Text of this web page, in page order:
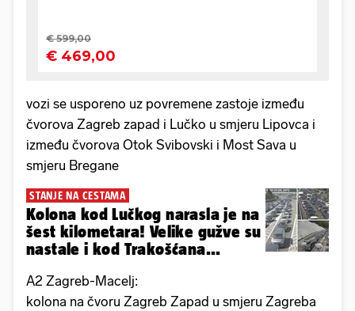
vozi se usporeno uz povremene zastoje između
čvorova Zagreb zapad i Lučko u smjeru Lipovca i
između čvorova Otok Svibovski i Most Sava u
smjeru Bregane
STANJE NA CESTAMA
Kolona kod Lučkog narasla je na
šest kilometara! Velike gužve su
nastale i kod Trakošćana...
A2 Zagreb-Macelj:
kolona na čvoru Zagreb Zapad u smjeru Zagreba